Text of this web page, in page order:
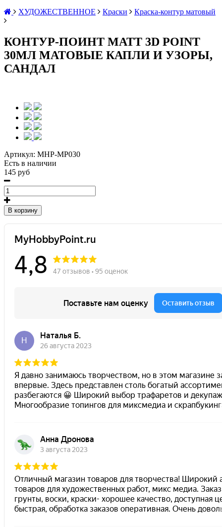
ХУДОЖЕСТВЕННОЕ
Краски Краска-контур матовый
КОНТУР-ПОИНТ MATT 3D POINT
30МЛ МАТОВЫЕ КАПЛИ И УЗОРЫ,
САНДАЛ
Артикул: MHP-MP030
Есть в наличии
145 руб
В корзину